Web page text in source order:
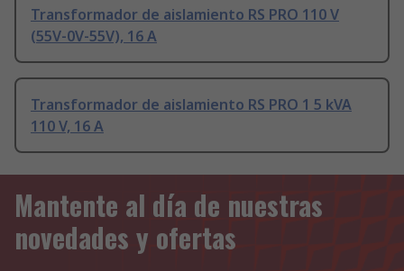
Transformador de aislamiento RS PRO 110 V
(55V-0V-55V), 16 A
Transformador de aislamiento RS PRO 1 5 kVA
110 V, 16 A
Mantente al día de nuestras
novedades y ofertas